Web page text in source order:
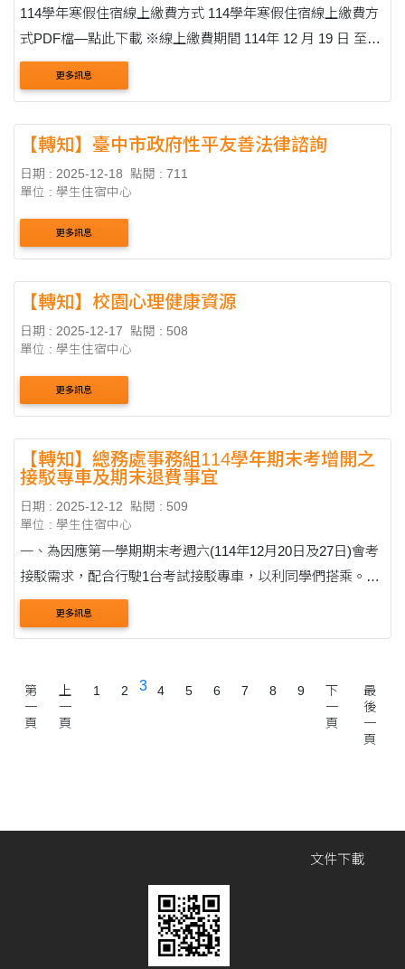
114學年寒假住宿線上繳費方式 114學年寒假住宿線上繳費方
式PDF檔—點此下載 ※線上繳費期間 114年 12 月 19 日 至
114 年 12 月 25 日 15:30 請同學務必於此期限內進行繳費。
步驟一：進入學生資訊系統最....
更多訊息
【轉知】臺中市政府性平友善法律諮詢
日期 : 2025-12-18
點閱 : 711
單位 : 學生住宿中心
更多訊息
【轉知】校園心理健康資源
日期 : 2025-12-17
點閱 : 508
單位 : 學生住宿中心
更多訊息
【轉知】總務處事務組114學年期末考增開之
接駁專車及期末退費事宜
日期 : 2025-12-12
點閱 : 509
單位 : 學生住宿中心
一、為因應第一學期期末考週六(114年12月20日及27日)會考
接駁需求，配合行駛1台考試接駁專車，以利同學們搭乘。
二、週一至週五接駁車仍照平日上課時間表運行。 三、本學
期行使至115年1月9日，寒假期間不行駛接....
更多訊息
第
一
頁
上
一
頁
1 2 3 4 5 6 7 8 9
下
一
頁
最
後
一
頁
文件下載